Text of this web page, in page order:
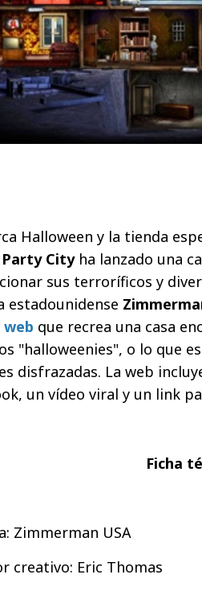
Halloween y la tienda
Party Cityha lanzado una
sus terroríficos y
estadounidense
web que recrea una casa
"halloweenies", o lo que
disfrazadas. La web
un vídeo viral y un link
Ficha
Zimmerman USA
creativo: Eric Thomas